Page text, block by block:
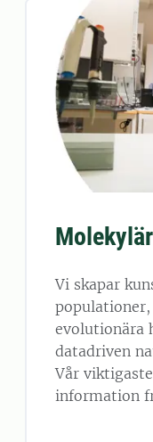
Vi skapar
evolutionära
datadriven
Vår
information